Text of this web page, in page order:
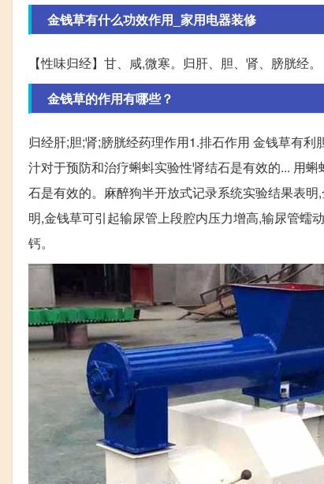
金钱草有什么功效作用_家用电器装修
【性味归经】甘、咸,微寒。归肝、胆、肾、膀胱经
金钱草的作用有哪些？
归经肝;胆;肾;膀胱经药理作用1.排石作用 金钱草有
汁对于预防和治疗蝌蚪实验性肾结石是有效的... 用
石是有效的。麻醉狗半开放式记录系统实验结果表
明,金钱草可引起输尿管上段腔内压力增高,输尿管蠕
钙。